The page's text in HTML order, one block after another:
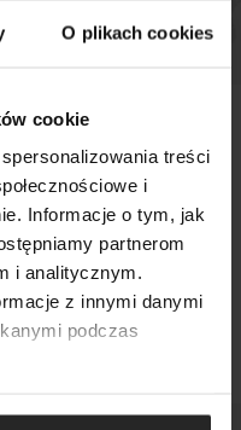
O plikach cookies
cookie
treści
i
Informacje o tym, jak
partnerom
i analitycznym.
z innymi danymi
podczas